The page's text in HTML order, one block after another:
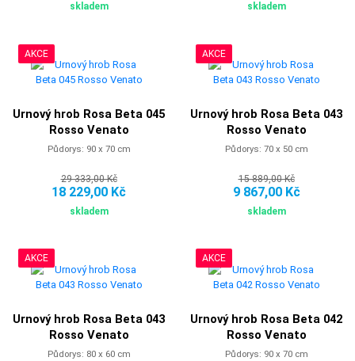
skladem skladem
AKCE
Urnový hrob Rosa Beta 045
Rosso Venato
Půdorys: 90 x 70 cm
29 333,00 Kč
18 229,00 Kč
skladem
AKCE
Urnový hrob Rosa Beta 043
Rosso Venato
Půdorys: 70 x 50 cm
15 889,00 Kč
9 867,00 Kč
skladem
AKCE
Urnový hrob Rosa Beta 043
Rosso Venato
Půdorys: 80 x 60 cm
AKCE
Urnový hrob Rosa Beta 042
Rosso Venato
Půdorys: 90 x 70 cm